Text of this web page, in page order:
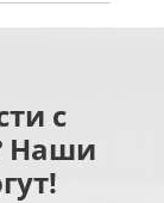
с
Наши